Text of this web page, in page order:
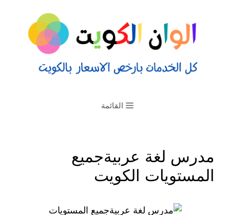
القائمة
مدرس لغة عربيةجميع
المستويات الكويت